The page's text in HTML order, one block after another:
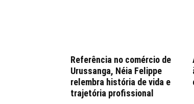
Referência no comércio de
Urussanga, Néia Felippe
relembra história de vida e
trajetória profissional